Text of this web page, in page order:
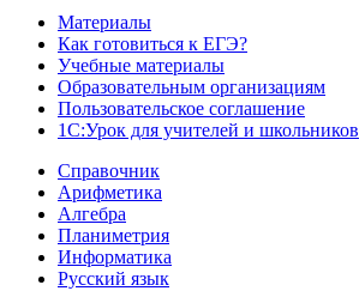
Материалы
Как готовиться к ЕГЭ?
Учебные материалы
Образовательным организациям
Пользовательское соглашение
1С:Урок для учителей и школьников
Справочник
Арифметика
Алгебра
Планиметрия
Информатика
Русский язык